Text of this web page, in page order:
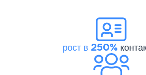
рост в 250%